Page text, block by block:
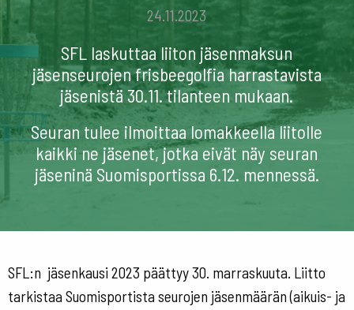
24.11.2023
SFL laskuttaa liiton jäsenmaksun
jäsenseurojen frisbeegolfia harrastavista
jäsenistä 30.11. tilanteen mukaan.
Seuran tulee ilmoittaa lomakkeella liitolle
kaikki ne jäsenet, jotka eivät näy seuran
jäseninä Suomisportissa 6.12. mennessä.
SFL:n jäsenkausi 2023 päättyy 30. marraskuuta. Liitto
tarkistaa Suomisportista seurojen jäsenmäärän (aikuis- ja